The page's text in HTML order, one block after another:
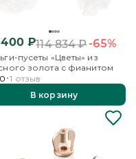
₽114 834₽-65%
пусеты «Цветы» из
золота с фианитом
1 отзыв
В корзину